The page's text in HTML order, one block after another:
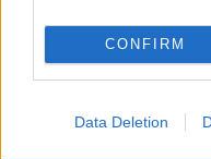
CONFIRM
Data Deletion